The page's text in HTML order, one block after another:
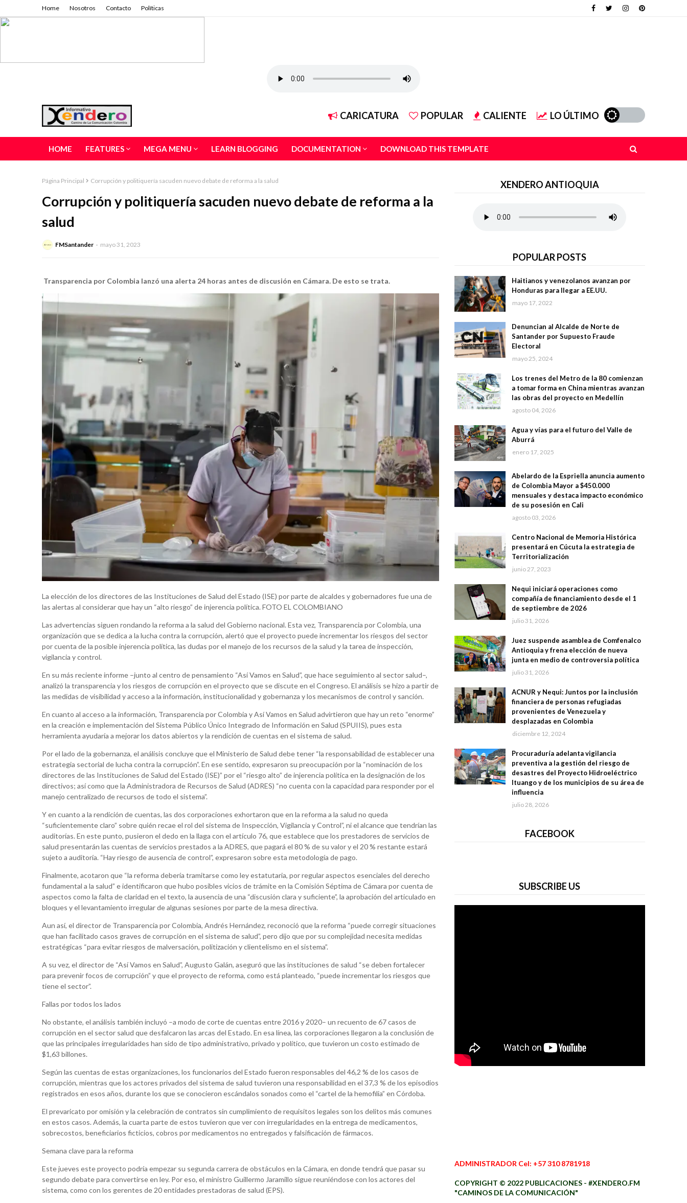
Home Nosotros Contacto Políticas
CARICATURA POPULAR CALIENTE LO ÚLTIMO
HOME FEATURES MEGA MENU LEARN BLOGGING DOCUMENTATION DOWNLOAD THIS TEMPLATE
Página Principal Corrupción y politiquería sacuden nuevo debate de reforma a la salud
Corrupción y politiquería sacuden nuevo debate de reforma a la
salud
FMSantander mayo 31, 2023
Transparencia por Colombia lanzó una alerta 24 horas antes de discusión en Cámara. De esto se trata.
La elección de los directores de las Instituciones de Salud del Estado (ISE) por parte de alcaldes y gobernadores fue una de
las alertas al considerar que hay un “alto riesgo” de injerencia política. FOTO EL COLOMBIANO
Las advertencias siguen rondando la reforma a la salud del Gobierno nacional. Esta vez, Transparencia por Colombia, una
organización que se dedica a la lucha contra la corrupción, alertó que el proyecto puede incrementar los riesgos del sector
por cuenta de la posible injerencia política, las dudas por el manejo de los recursos de la salud y la tarea de inspección,
vigilancia y control.
En su más reciente informe –junto al centro de pensamiento “Así Vamos en Salud”, que hace seguimiento al sector salud–,
analizó la transparencia y los riesgos de corrupción en el proyecto que se discute en el Congreso. El análisis se hizo a partir de
las medidas de visibilidad y acceso a la información, institucionalidad y gobernanza y los mecanismos de control y sanción.
En cuanto al acceso a la información, Transparencia por Colombia y Así Vamos en Salud advirtieron que hay un reto “enorme”
en la creación e implementación del Sistema Público Único Integrado de Información en Salud (SPUIIS), pues esta
herramienta ayudaría a mejorar los datos abiertos y la rendición de cuentas en el sistema de salud.
Por el lado de la gobernanza, el análisis concluye que el Ministerio de Salud debe tener “la responsabilidad de establecer una
estrategia sectorial de lucha contra la corrupción”. En ese sentido, expresaron su preocupación por la “nominación de los
directores de las Instituciones de Salud del Estado (ISE)” por el “riesgo alto” de injerencia política en la designación de los
directivos; así como que la Administradora de Recursos de Salud (ADRES) “no cuenta con la capacidad para responder por el
manejo centralizado de recursos de todo el sistema”.
Y en cuanto a la rendición de cuentas, las dos corporaciones exhortaron que en la reforma a la salud no queda
“suficientemente claro” sobre quién recae el rol del sistema de Inspección, Vigilancia y Control”, ni el alcance que tendrían las
auditorías. En este punto, pusieron el dedo en la llaga con el artículo 76, que establece que los prestadores de servicios de
salud presentarán las cuentas de servicios prestados a la ADRES, que pagará el 80 % de su valor y el 20 % restante estará
sujeto a auditoría. “Hay riesgo de ausencia de control”, expresaron sobre esta metodología de pago.
Finalmente, acotaron que “la reforma debería tramitarse como ley estatutaria, por regular aspectos esenciales del derecho
fundamental a la salud” e identificaron que hubo posibles vicios de trámite en la Comisión Séptima de Cámara por cuenta de
aspectos como la falta de claridad en el texto, la ausencia de una “discusión clara y suficiente”, la aprobación del articulado en
bloques y el levantamiento irregular de algunas sesiones por parte de la mesa directiva.
Aun así, el director de Transparencia por Colombia, Andrés Hernández, reconoció que la reforma “puede corregir situaciones
que han facilitado casos graves de corrupción en el sistema de salud”, pero dijo que por su complejidad necesita medidas
estratégicas “para evitar riesgos de malversación, politización y clientelismo en el sistema”.
A su vez, el director de “Así Vamos en Salud”, Augusto Galán, aseguró que las instituciones de salud “se deben fortalecer
para prevenir focos de corrupción” y que el proyecto de reforma, como está planteado, “puede incrementar los riesgos que
tiene el sector”.
Fallas por todos los lados
No obstante, el análisis también incluyó –a modo de corte de cuentas entre 2016 y 2020– un recuento de 67 casos de
corrupción en el sector salud que desfalcaron las arcas del Estado. En esa línea, las corporaciones llegaron a la conclusión de
que las principales irregularidades han sido de tipo administrativo, privado y político, que tuvieron un costo estimado de
$1,63 billones.
Según las cuentas de estas organizaciones, los funcionarios del Estado fueron responsables del 46,2 % de los casos de
corrupción, mientras que los actores privados del sistema de salud tuvieron una responsabilidad en el 37,3 % de los episodios
registrados en esos años, durante los que se conocieron escándalos sonados como el “cartel de la hemofilia” en Córdoba.
El prevaricato por omisión y la celebración de contratos sin cumplimiento de requisitos legales son los delitos más comunes
en estos casos. Además, la cuarta parte de estos tuvieron que ver con irregularidades en la entrega de medicamentos,
sobrecostos, beneficiarios ficticios, cobros por medicamentos no entregados y falsificación de fármacos.
Semana clave para la reforma
Este jueves este proyecto podría empezar su segunda carrera de obstáculos en la Cámara, en donde tendrá que pasar su
segundo debate para convertirse en ley. Por eso, el ministro Guillermo Jaramillo sigue reuniéndose con los actores del
sistema, como con los gerentes de 20 entidades prestadoras de salud (EPS).
XENDERO ANTIOQUIA
POPULAR POSTS
Haitianos y venezolanos avanzan por
Honduras para llegar a EE.UU.
mayo 17, 2022
Denuncian al Alcalde de Norte de
Santander por Supuesto Fraude
Electoral
mayo 25, 2024
Los trenes del Metro de la 80 comienzan
a tomar forma en China mientras avanzan
las obras del proyecto en Medellín
agosto 04, 2026
Agua y vías para el futuro del Valle de
Aburrá
enero 17, 2025
Abelardo de la Espriella anuncia aumento
de Colombia Mayor a $450.000
mensuales y destaca impacto económico
de su posesión en Cali
agosto 03, 2026
Centro Nacional de Memoria Histórica
presentará en Cúcuta la estrategia de
Territorialización
junio 27, 2023
Nequi iniciará operaciones como
compañía de financiamiento desde el 1
de septiembre de 2026
julio 31, 2026
Juez suspende asamblea de Comfenalco
Antioquia y frena elección de nueva
junta en medio de controversia política
julio 31, 2026
ACNUR y Nequi: Juntos por la inclusión
financiera de personas refugiadas
provenientes de Venezuela y
desplazadas en Colombia
diciembre 12, 2024
Procuraduría adelanta vigilancia
preventiva a la gestión del riesgo de
desastres del Proyecto Hidroeléctrico
Ituango y de los municipios de su área de
influencia
julio 28, 2026
FACEBOOK
SUBSCRIBE US
ADMINISTRADOR Cel: +57 310 8781918
COPYRIGHT © 2022 PUBLICACIONES - #XENDERO.FM
"CAMINOS DE LA COMUNICACIÓN"